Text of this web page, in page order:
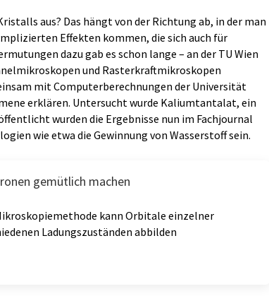
aus? Das hängt von der Richtung ab, in der man
Effekten kommen, die sich auch für
dazu gab es schon lange – an der TU Wien
und Rasterkraftmikroskopen
mit Computerberechnungen der Universität
erklären. Untersucht wurde Kaliumtantalat, ein
wurden die Ergebnisse nun im Fachjournal
wie etwa die Gewinnung von Wasserstoff sein.
gemütlich machen
kann Orbitale einzelner
Ladungszuständen abbilden